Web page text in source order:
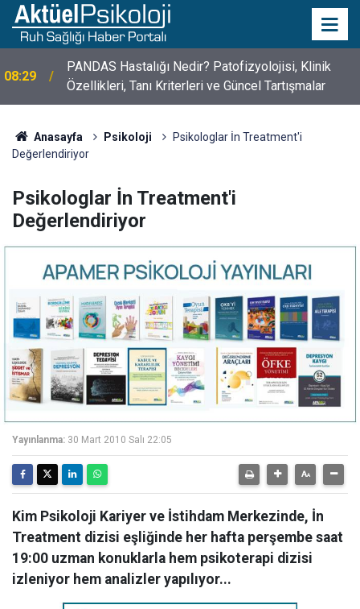
08:29
PANDAS Hastalığı Nedir? Patofizyolojisi, Klinik
Özellikleri, Tanı Kriterleri ve Güncel Tartışmalar
10:30
10 Mayıs Psikologlar Günü Nasıl Ortaya Çıktı? 10
Mayıs Tarihinin Hikayesi
Anasayfa Psikoloji
Psikologlar İn Treatment'i
Değerlendiriyor
Psikologlar İn Treatment'i
Değerlendiriyor
Yayınlanma: 30 Mart 2010 Salı 22:05
Kim Psikoloji Kariyer ve İstihdam Merkezinde, İn
Treatment dizisi eşliğinde her hafta perşembe saat
19:00 uzman konuklarla hem psikoterapi dizisi
izleniyor hem analizler yapılıyor...